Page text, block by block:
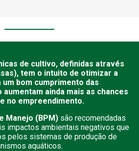
de cultivo, definidas através
tem o intuito de otimizar a
um bom cumprimento das
ainda mais as chances
no empreendimento.
Manejo (BPM) são recomendadas
impactos ambientais negativos que
pelos sistemas de produção de
aquáticos.